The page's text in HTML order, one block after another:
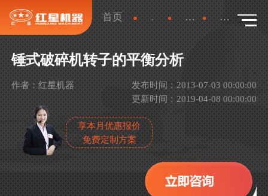
首页 新闻 产品新闻 详情
锤式破碎机转子的平衡分析
作者：红星机器
发布时间：2013-07-03 00:00:00
更新时间：2019-04-08 00:00:00
享本月优惠报价
免费定制方案